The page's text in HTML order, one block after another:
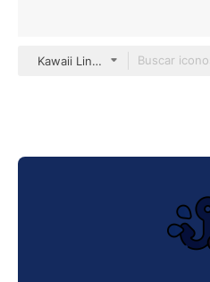
Kawaii Lineal color